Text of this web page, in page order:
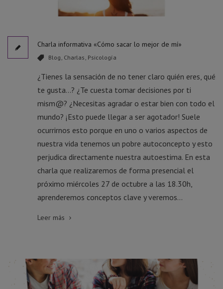
Charla informativa «Cómo sacar lo mejor de mí»
Blog Charlas Psicología
¿Tienes la sensación de no tener claro quién eres, qué
te gusta…? ¿Te cuesta tomar decisiones por ti
mism@? ¿Necesitas agradar o estar bien con todo el
mundo? ¡Esto puede llegar a ser agotador! Suele
ocurrirnos esto porque en uno o varios aspectos de
nuestra vida tenemos un pobre autoconcepto y esto
perjudica directamente nuestra autoestima. En esta
charla que realizaremos de forma presencial el
próximo miércoles 27 de octubre a las 18.30h,
aprenderemos conceptos clave y veremos...
Leer más